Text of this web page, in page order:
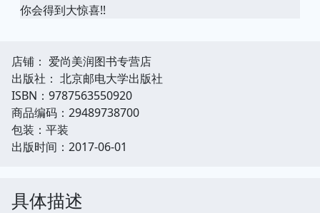
你会得到大惊喜!!
店铺： 爱尚美润图书专营店
出版社： 北京邮电大学出版社
ISBN：9787563550920
商品编码：29489738700
包装：平装
出版时间：2017-06-01
具体描述